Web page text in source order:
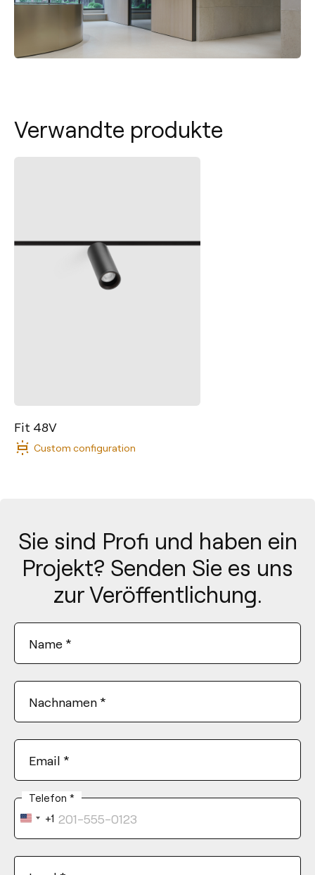
Verwandte produkte
Fit 48V
Custom configuration
Sie sind Profi und haben ein
Projekt? Senden Sie es uns
zur Veröffentlichung.
Name *
Nachnamen *
Email *
Telefon *
United
States
+1